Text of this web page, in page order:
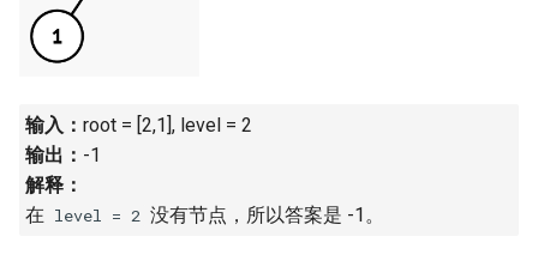
32.1. 从上到下打印二叉树
32.3. 从上到下打印二叉树 III
33. 二叉搜索树的后序遍历序
列
27. 回文链表
29. 排序的循环链表
30. 插入、删除和随机访问都
是 O(1) 的容器
4.9. 二叉搜索树序列
4.10. 检查子树
4.12. 求和路径
5.1. 插入
输入： root = [2,1], level = 2
输出： -1
解释：
在 level = 2 ​​​​​​​ 没有节点，所以答案是 -1。